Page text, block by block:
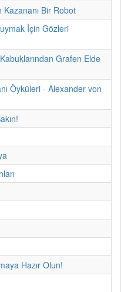
Bir Robot
İçin Gözleri
Grafen Elde
Öyküleri - Alexander von
Hazır Olun!